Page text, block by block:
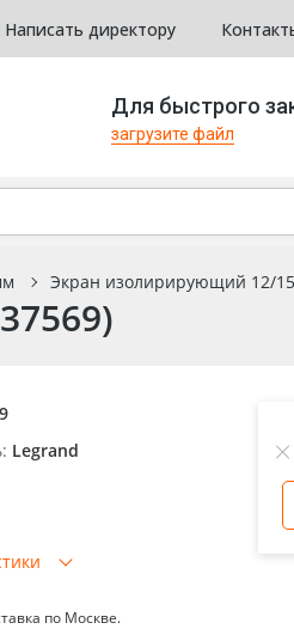
Написать директору
Для быстрого
загрузите файл
Экран изолирирующий 12/
Legrand
по Москве.